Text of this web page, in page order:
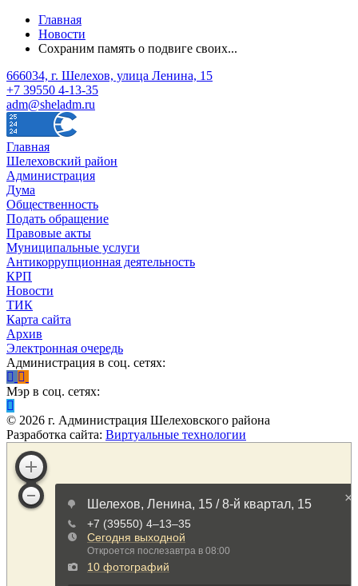
Главная
Новости
Сохраним память о подвиге своих...
666034, г. Шелехов, улица Ленина, 15
+7 39550 4-13-35
adm@sheladm.ru
Главная
Шелеховский район
Администрация
Дума
Общественность
Подать обращение
Правовые акты
Муниципальные услуги
Антикоррупционная деятельность
КРП
Новости
ТИК
Карта сайта
Архив
Электронная очередь
Администрация в соц. сетях:
Мэр в соц. сетях:
© 2026 г. Администрация Шелеховского района
Разработка сайта: Виртуальные технологии